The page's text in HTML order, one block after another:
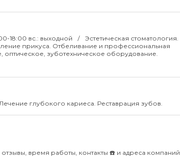
18:00 вс.: выходной
Эстетическая стоматология.
прикуса. Отбеливание и профессиональная
зуботехническое оборудование.
глубокого кариеса. Реставрация зубов.
время работы, контакты ☎️ и адреса компаний